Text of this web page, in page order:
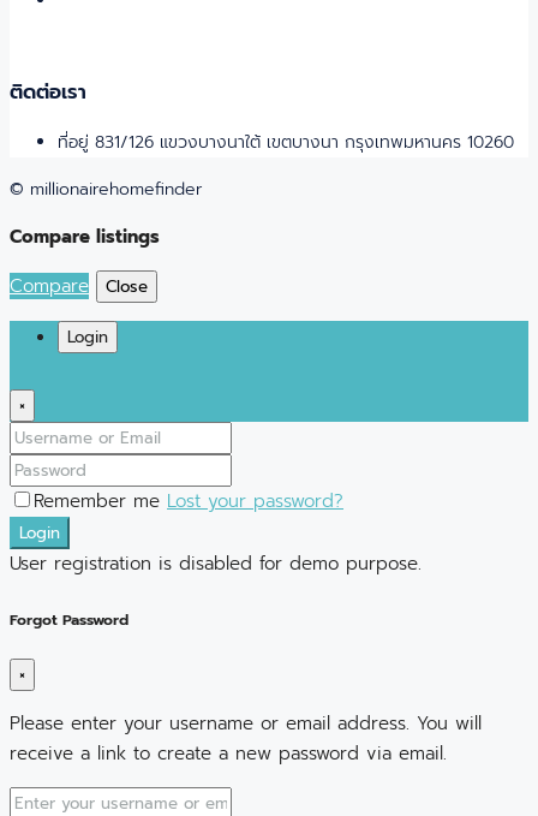
ติดต่อเรา
ที่อยู่ 831/126 แขวงบางนาใต้ เขตบางนา กรุงเทพมหานคร 10260
© millionairehomefinder
Compare listings
Compare
Close
Login
×
Remember me Lost your password?
Login
User registration is disabled for demo purpose.
Forgot Password
×
Please enter your username or email address. You will
receive a link to create a new password via email.